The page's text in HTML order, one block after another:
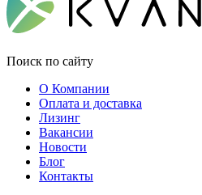
Поиск по сайту
О Компании
Оплата и доставка
Лизинг
Вакансии
Новости
Блог
Контакты